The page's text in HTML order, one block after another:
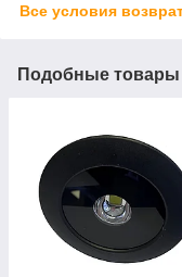
Все условия
Подобные товары